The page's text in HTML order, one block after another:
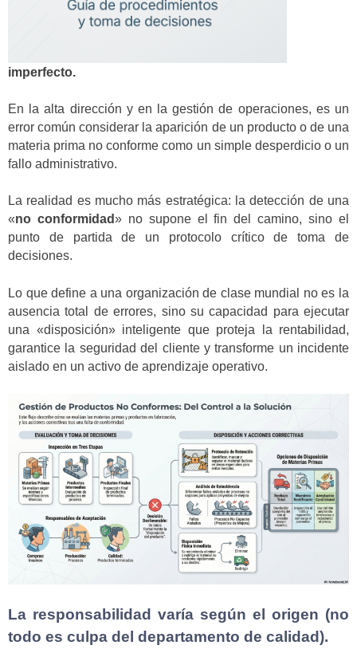
imperfecto.
En la alta dirección y en la gestión de operaciones, es un
error común considerar la aparición de un producto o de una
materia prima no conforme como un simple desperdicio o un
fallo administrativo.
La realidad es mucho más estratégica: la detección de una
«no conformidad» no supone el fin del camino, sino el
punto de partida de un protocolo crítico de toma de
decisiones.
Lo que define a una organización de clase mundial no es la
ausencia total de errores, sino su capacidad para ejecutar
una «disposición» inteligente que proteja la rentabilidad,
garantice la seguridad del cliente y transforme un incidente
aislado en un activo de aprendizaje operativo.
La responsabilidad varía según el origen (no
todo es culpa del departamento de calidad).